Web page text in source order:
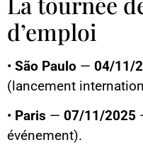
d’emploi
• São Paulo — 04/11/
(lancement
• Paris — 07/11/2025
événement).